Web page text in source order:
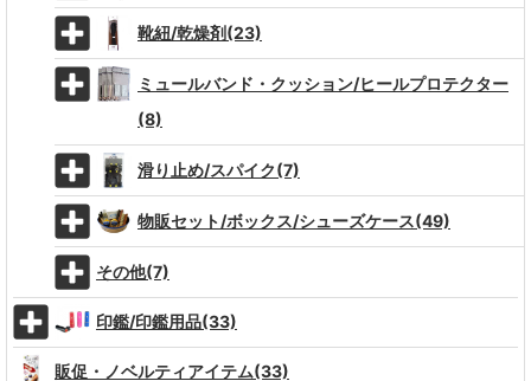
靴紐/乾燥剤(23)
ミュールバンド・クッション/ヒールプロテクター
(8)
滑り止め/スパイク(7)
物販セット/ボックス/シューズケース(49)
その他(7)
印鑑/印鑑用品(33)
販促・ノベルティアイテム(33)